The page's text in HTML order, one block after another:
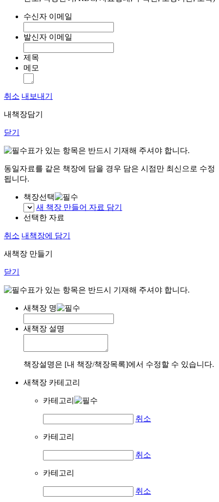
수신자 이메일
발신자 이메일
제목
메모
취소 내보내기
내책장담기
닫기
표가 있는 항목은 반드시 기재해 주셔야 합니다.
동일자료를 같은 책장에 담을 경우 담은 시점만 최신으로 수정
됩니다.
책장선택
새 책장 만들어 자료 담기
선택한 자료
취소 내책장에 담기
새책장 만들기
닫기
표가 있는 항목은 반드시 기재해 주셔야 합니다.
새책장 명
새책장 설명
책장설명은 [내 책장/책장목록]에서 수정할 수 있습니다.
새책장 카테고리
카테고리
취소
카테고리
취소
카테고리
취소